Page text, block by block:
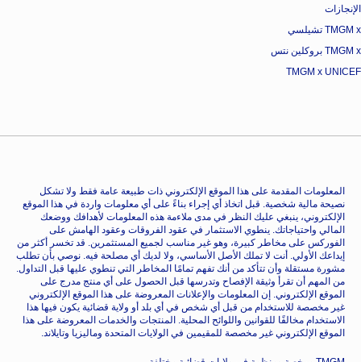
الإنجازات
TMGM x تشيلسي
TMGM x بروكلين نتس
TMGM x UNICEF
المعلومات المقدمة على هذا الموقع الإلكتروني ذات طبيعة عامة فقط ولا تشكل
نصيحة مالية شخصية. قبل اتخاذ أي إجراء بناءً على أي معلومات واردة في هذا الموقع
الإلكتروني، ينبغي عليك النظر في مدى ملاءمة هذه المعلومات لأهدافك ووضعك
المالي واحتياجاتك. ينطوي الاستثمار في عقود الفروقات وعقود الهامش على
الفوركس على مخاطر كبيرة، وهو غير مناسب لجميع المستثمرين. قد تخسر أكثر من
إيداعك الأولي. أنت لا تملك الأصل الأساسي، ولا لديك أي مصلحة فيه. نوصي بأن تطلب
مشورة مستقلة وأن تتأكد من أنك تفهم تمامًا المخاطر التي تنطوي عليها قبل التداول.
من المهم أن تقرأ وثيقة الإفصاح وتدرسها قبل الحصول على أي منتج مدرج على
الموقع الإلكتروني. إن المعلومات والإعلانات المعروضة على هذا الموقع الإلكتروني
غير مخصصة للاستخدام من قبل أي شخص في أي بلد أو ولاية قضائية يكون فيها هذا
الاستخدام مخالفًا للقوانين واللوائح المحلية. المنتجات والخدمات المعروضة على هذا
الموقع الإلكتروني غير مخصصة للمقيمين في الولايات المتحدة وماليزيا وتايلاند.